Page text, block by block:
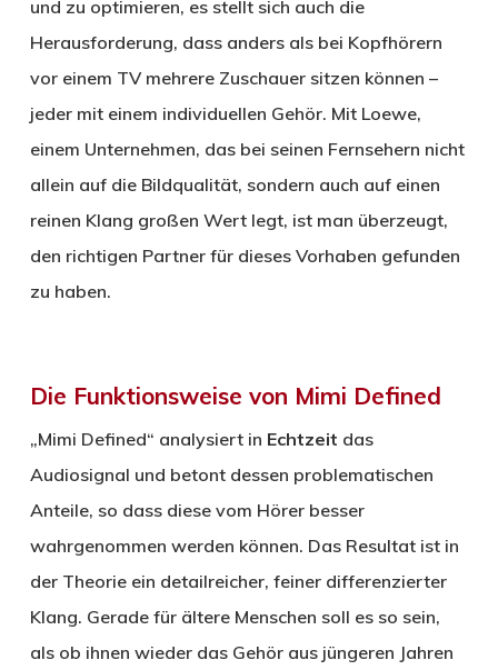
und zu optimieren, es stellt sich auch die
Herausforderung, dass anders als bei Kopfhörern
vor einem TV mehrere Zuschauer sitzen können –
jeder mit einem individuellen Gehör. Mit Loewe,
einem Unternehmen, das bei seinen Fernsehern nicht
allein auf die Bildqualität, sondern auch auf einen
reinen Klang großen Wert legt, ist man überzeugt,
den richtigen Partner für dieses Vorhaben gefunden
zu haben.
Die Funktionsweise von Mimi Defined
„Mimi Defined“ analysiert in Echtzeit das
Audiosignal und betont dessen problematischen
Anteile, so dass diese vom Hörer besser
wahrgenommen werden können. Das Resultat ist in
der Theorie ein detailreicher, feiner differenzierter
Klang. Gerade für ältere Menschen soll es so sein,
als ob ihnen wieder das Gehör aus jüngeren Jahren